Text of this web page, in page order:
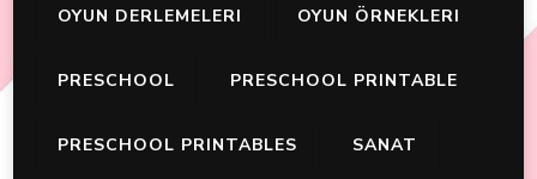
OYUN DERLEMELERI OYUN ÖRNEKLERI
PRESCHOOL PRESCHOOL PRINTABLE
PRESCHOOL PRINTABLES SANAT